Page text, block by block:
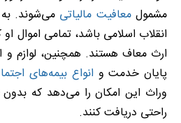
مشمولمعافیت مالیاتی می‌شوند. به
انقلاب اسلامی باشد، تمامی اموال
ارث معاف هستند. همچنین، لوازم و
پایان خدمت و انواع بیمه‌های
وراث این امکان را می‌دهد که بدون
راحتی دریافت کنند.